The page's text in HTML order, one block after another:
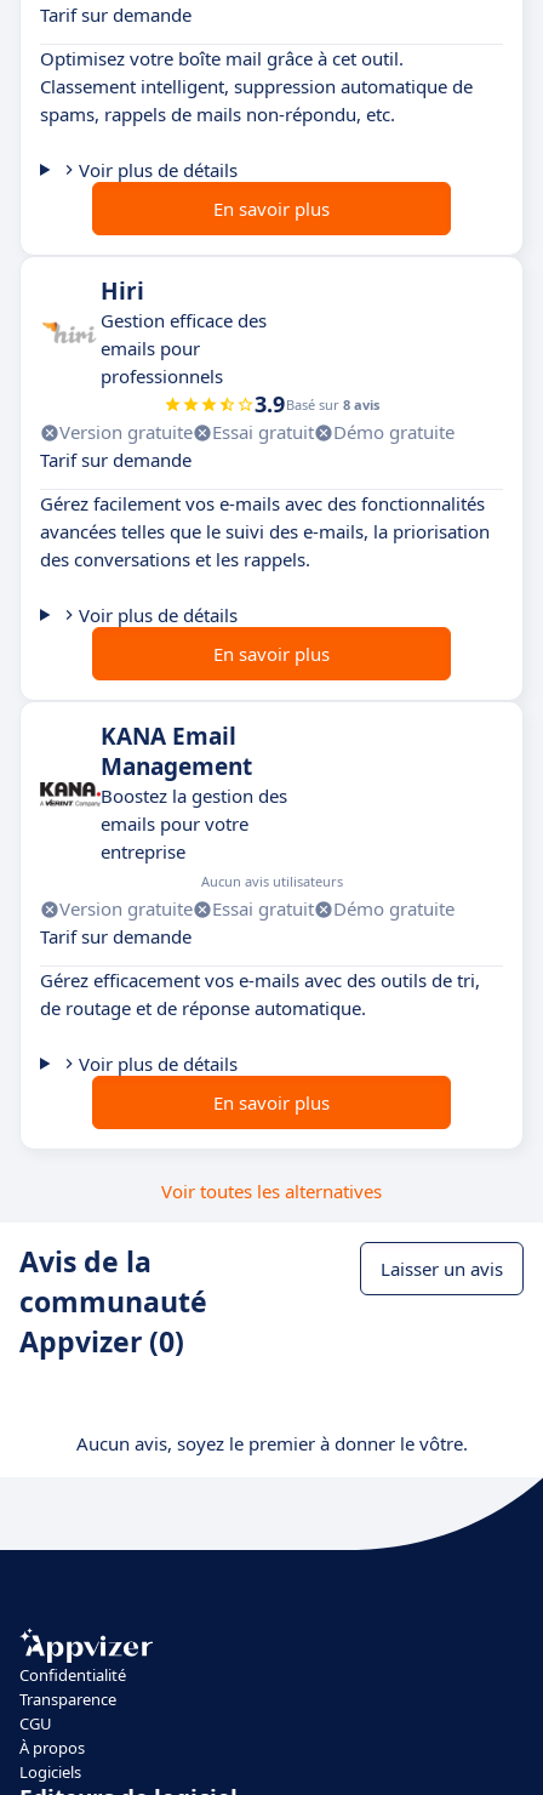
Tarif sur demande
Optimisez votre boîte mail grâce à cet outil.
Classement intelligent, suppression automatique de
spams, rappels de mails non-répondu, etc.
Voir plus de détails
En savoir plus
Hiri
Gestion efficace des
emails pour
professionnels
3.9Basé sur 8 avis
Version gratuite Essai gratuit
Démo gratuite
Tarif sur demande
Gérez facilement vos e-mails avec des fonctionnalités
avancées telles que le suivi des e-mails, la priorisation
des conversations et les rappels.
Voir plus de détails
En savoir plus
KANA Email
Management
Boostez la gestion des
emails pour votre
entreprise
Aucun avis utilisateurs
Version gratuite Essai gratuit
Démo gratuite
Tarif sur demande
Gérez efficacement vos e-mails avec des outils de tri,
de routage et de réponse automatique.
Voir plus de détails
En savoir plus
Voir toutes les alternatives
Avis de la
communauté
Appvizer (0)
Laisser un avis
Aucun avis, soyez le premier à donner le vôtre.
Confidentialité
Transparence
CGU
À propos
Logiciels